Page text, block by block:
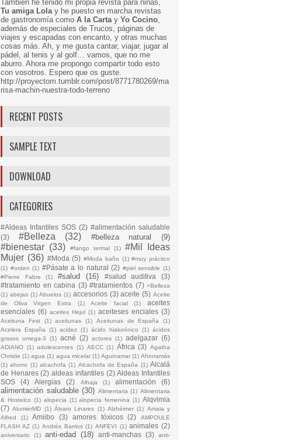
También he tenido mi propia revista para niñas,
Tu amiga Lolay he puesto en marcha revistas
de gastronomía como A la Cartay Yo Cocino,
además de especiales de Trucos, páginas de
viajes y escapadas con encanto, y otras muchas
cosas más. Ah, y me gusta cantar, viajar, jugar al
pádel, al tenis y al golf… vamos, que no me
aburro. Ahora me propongo compartir todo esto
con vosotros. Espero que os guste.
http://proyectom.tumblr.com/post/8771780269/ma
risa-machin-nuestra-todo-terreno
RECENT POSTS
SAMPLE TEXT
DOWNLOAD
CATEGORIES
#Aldeas Infantiles SOS (2) #alimentación saludable
(3)
#Belleza (32) #belleza natural (9)
#bienestar (33) #fango termal (1)
#Mil Ideas
Mujer (36) #Moda (5) #Moda baño (1) #muy práctico
(1) #orden (1) #Pásate a lo natural (2) #piel sensible (1)
#Pierre Fabre
(1) #salud (16) #salud auditiva
(3)
#tratamiento en cabina (3) #tratamientos (7) +Belleza
(1) abejas (1) Abuelos (1) accesorios (3) aceite (5) Aceite
de Oliva Virgen Extra
(1) Aceite facial (1)
aceites
esenciales (6) aceites Hejul (1) aceiteses enciales (3)
Aceituna Fest (1) aceitunas (1) Aceitunas de España
(1)
Acelera España (1) acidez (1) ácido hialurónico (1) ácidos
grasos omega-3
(1) acné (2) actores (1) adelgazar (6)
ADIANO (1) adolescentes (1) AECC (1) África (3) Agatha
Christie (1) agua (1) agua micelar (1) Aguinamar (1) Ahorramás
(1) ahorro (1) alcachofa (1) Alcachofa de España (1) Alcalá
de Henares (2) aldeas infantiles (2) Aldeas Infantiles
SOS
(4) Alergias (2) Alhaja (1) alimentación (6)
alimentación saludable (30) Alimentaria (1) Alimentaria
& Hostelco (1) alopecia (1) alopecia femenina (1) Alqvimia
(7) AlumierMD (1) Álvaro Linares (1) Alzhéimer (1) Amaia y
Alfred
(1) Amiibo (3) amores tóxicos (2)
AMPOULE
FLASH AZ (1) Andrés Barrios (1) ANFEVI (1) animales (2)
aniversario (1) anti-edad (18) anti-manchas (3)
anti-